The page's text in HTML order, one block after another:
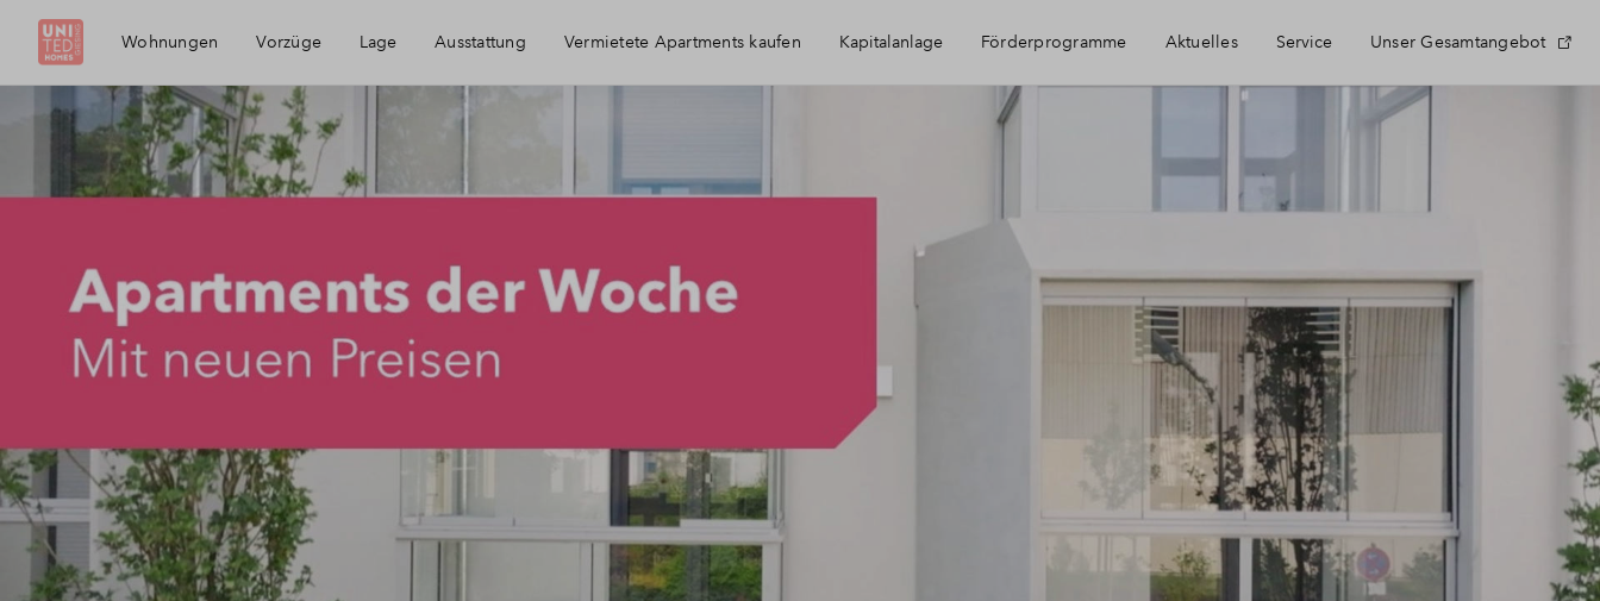
Wohnungen Vorzüge Lage
Die Region
Ausstattung Vermietete Apartments kaufen Kapitalanlage Förderprogramme Aktuelles Service
Häufig gestellte Fragen
Newsletter-Anmeldung
Kontakt
Über BPD
Unser Gesamtangebot